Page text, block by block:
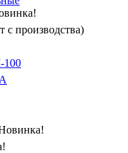
с производства)